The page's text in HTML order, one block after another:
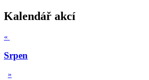
Kalendář akcí
«
Srpen
»